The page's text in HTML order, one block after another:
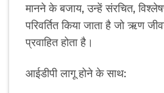
मानने के बजाय, उन्हें संरचित,
परिवर्तित किया जाता है जो ऋण
प्रवाहित होता है।
आईडीपी लागू होने के साथ: